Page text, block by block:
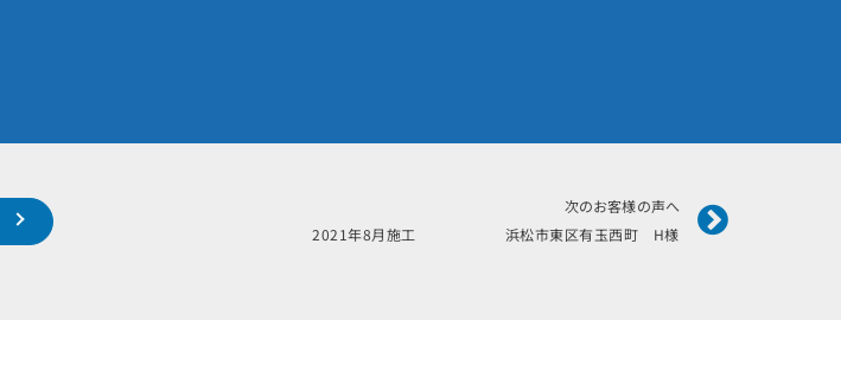
次のお客様の声へ
2021年8月施工 浜松市東区有玉西町 H様
Next